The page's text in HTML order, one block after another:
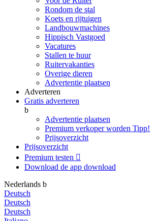
Rondom de stal
Koets en rijtuigen
Landbouwmachines
Hippisch Vastgoed
Vacatures
Stallen te huur
Ruitervakanties
Overige dieren
Advertentie plaatsen
Adverteren
Gratis adverteren
b
Advertentie plaatsen
Premium verkoper worden Tipp!
Prijsoverzicht
Prijsoverzicht
Premium testen 
Download de app download
Nederlands b
Deutsch
Deutsch
Deutsch